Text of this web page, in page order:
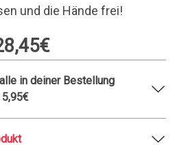
und die Hände frei!
in deiner Bestellung